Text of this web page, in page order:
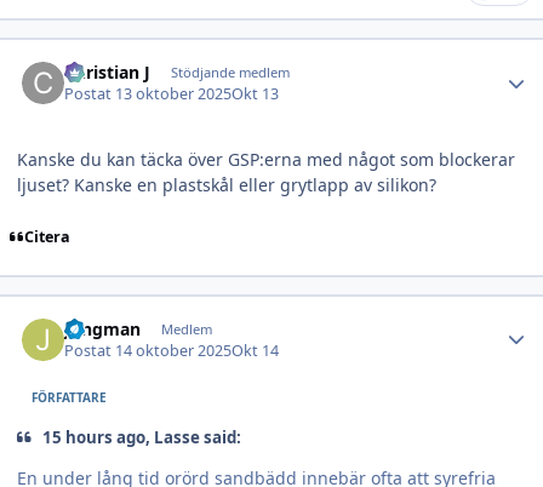
Christian J Stödjande medlem
Postat 13 oktober 2025Okt 13
Kanske du kan täcka över GSP:erna med något som blockerar
ljuset? Kanske en plastskål eller grytlapp av silikon?
Citera
Jungman Medlem
Postat 14 oktober 2025Okt 14
FÖRFATTARE
15 hours ago, Lasse said:
En under lång tid orörd sandbädd innebär ofta att syrefria